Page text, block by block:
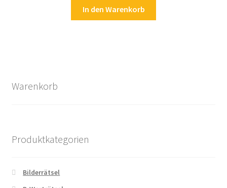
In den Warenkorb
Warenkorb
Produktkategorien
Bilderrätsel